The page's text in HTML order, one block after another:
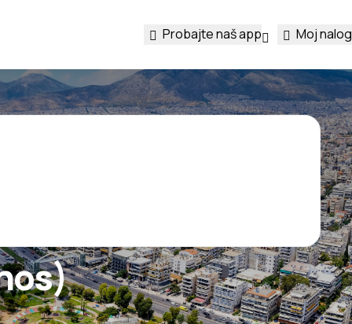
Probajte naš app Moj nalog